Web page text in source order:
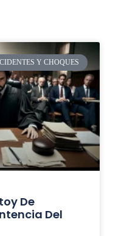
Y CHOQUES
De
Del